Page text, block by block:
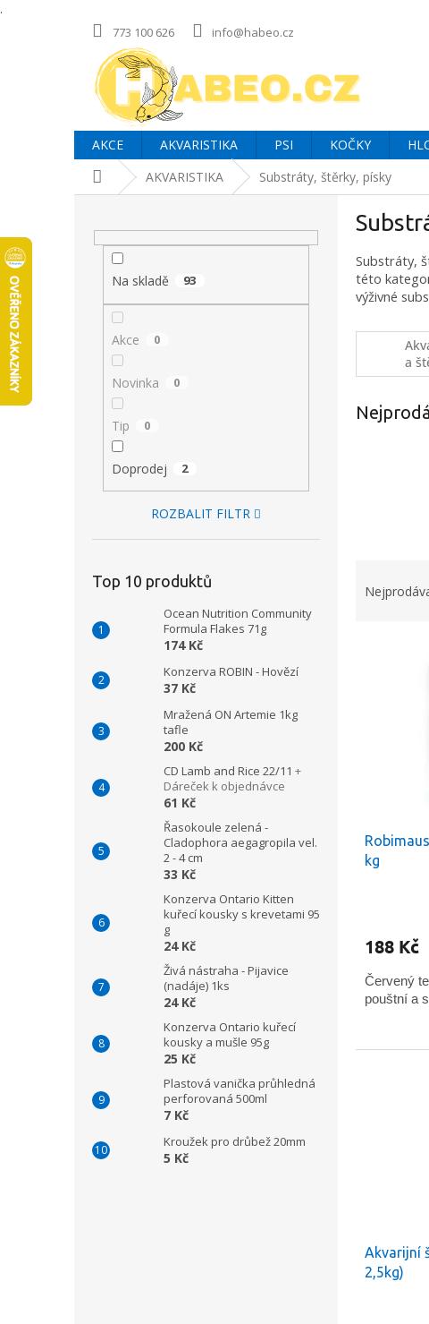
.
773 100 626 info@habeo.cz
AKCE AKVARISTIKA PSI KOČKY
DomůAKVARISTIKA Substráty, štěrky, písky
Na skladě 93
Akce 0
Novinka 0
Tip 0
Doprodej 2
ROZBALIT FILTR
Top 10 produktů
Ocean Nutrition Community
Formula Flakes 71g
174 Kč
Konzerva ROBIN - Hovězí
37 Kč
Mražená ON Artemie 1kg
tafle
200 Kč
CD Lamb and Rice 22/11 +
Dáreček k objednávce
61 Kč
Řasokoule zelená -
Cladophora aegagropila vel.
2 - 4 cm
33 Kč
Konzerva Ontario Kitten
kuřecí kousky s krevetami 95
g
24 Kč
Živá nástraha - Pijavice
(nadáje) 1ks
24 Kč
Konzerva Ontario kuřecí
kousky a mušle 95g
25 Kč
Plastová vanička průhledná
perforovaná 500ml
7 Kč
Kroužek pro drůbež 20mm
5 Kč
Substráty,
této
výživné
a
kg
je
z
5
188 Kč
Červený
pouštní a
Akvarijní
2,5kg)